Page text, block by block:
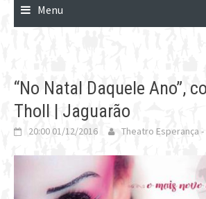
Menu
“No Natal Daquele Ano”,
Tholl | Jaguarão
20:00 01/12/2016 Theatro Esperança